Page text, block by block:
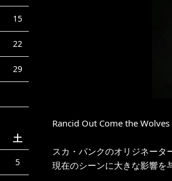
15
22
29
土
5
Rancid Out Come the Wolves
スカ・パンクのオリジネータ
現在のシーンに大きな影響を